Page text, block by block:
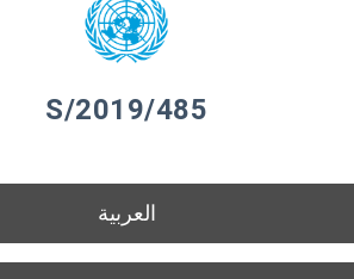
S/2019/485
العربية